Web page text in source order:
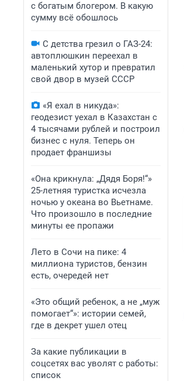
с богатым блогером. В какую
сумму всё обошлось
С детства грезил о ГАЗ-24:
автоплюшкин переехал в
маленький хутор и превратил
свой двор в музей СССР
«Я ехал в никуда»:
геодезист уехал в Казахстан с
4 тысячами рублей и построил
бизнес с нуля. Теперь он
продает франшизы
«Она крикнула: „Дядя Боря!“»
25-летняя туристка исчезла
ночью у океана во Вьетнаме.
Что произошло в последние
минуты ее пропажи
Лето в Сочи на пике: 4
миллиона туристов, бензин
есть, очередей нет
«Это общий ребенок, а не „муж
помогает“»: истории семей,
где в декрет ушел отец
За какие публикации в
соцсетях вас уволят с работы:
список